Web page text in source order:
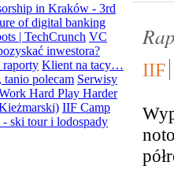
in Kraków - 3rd
of digital banking
| TechCrunch VC
inwestora?
raporty Klient na tacy…
tanio polecam Serwisy
Hard Play Harder
IIF Camp
ski tour i lodospady
IIF